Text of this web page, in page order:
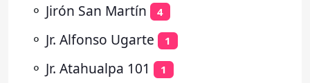
⚬ Jirón San Martín 4
⚬ Jr. Alfonso Ugarte 1
⚬ Jr. Atahualpa 101 1